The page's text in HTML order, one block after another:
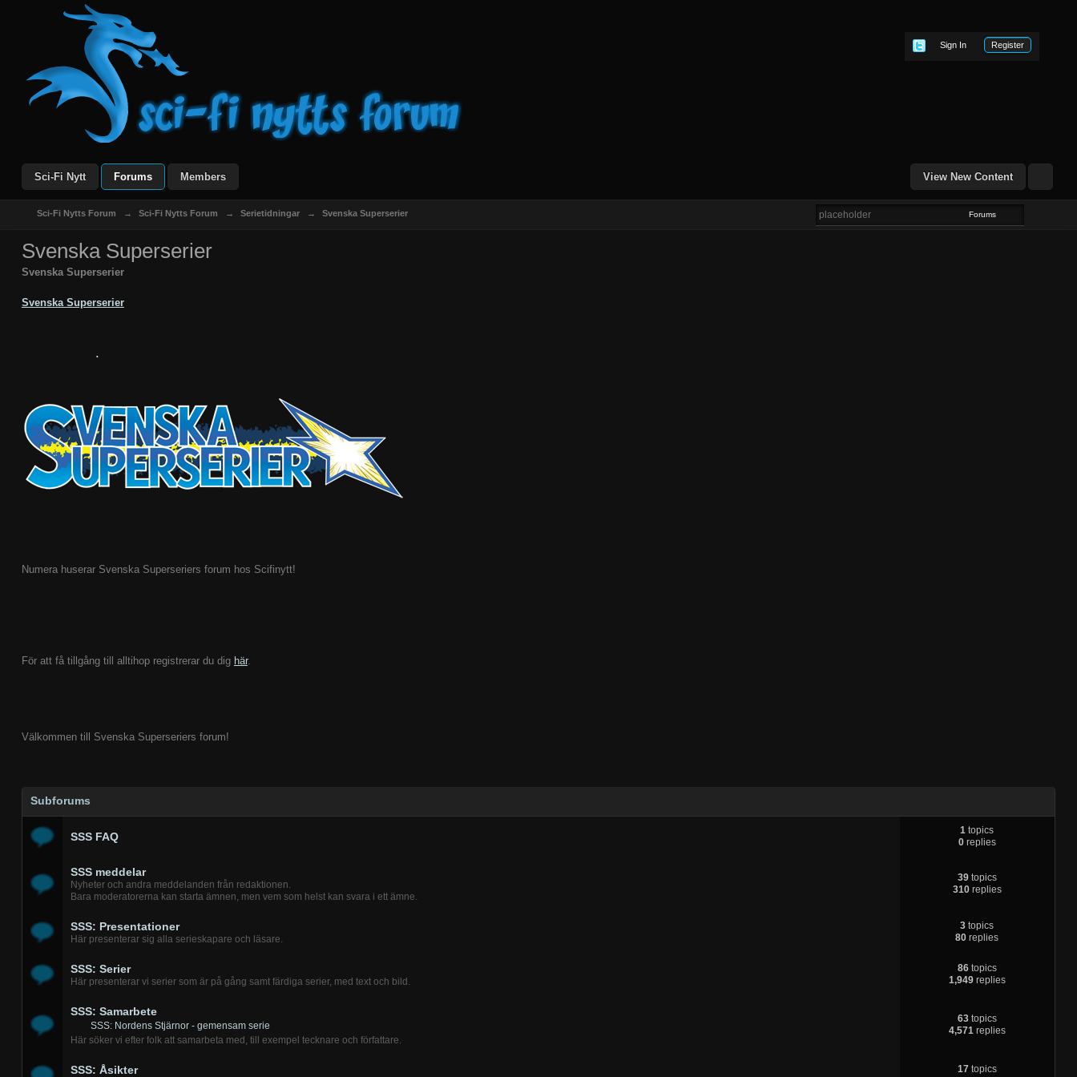
Sign In Register
View New Content
Sci-Fi Nytt Forums Members
Sci-Fi Nytts Forum → Sci-Fi Nytts Forum → Serietidningar → Svenska Superserier Forums
Svenska Superserier
Svenska Superserier
Svenska Superserier
Numera huserar Svenska Superseriers forum hos Scifinytt!
För att få tillgång till alltihop registrerar du dig här.
Välkommen till Svenska Superseriers forum!
Subforums
SSS FAQ 1 topics
0replies
SSS meddelar
Nyheter och andra meddelanden från redaktionen.
Bara moderatorerna kan starta ämnen, men vem som helst kan svara i ett ämne.
39topics
310replies
SSS: Presentationer
Här presenterar sig alla serieskapare och läsare.
3 topics
80 replies
SSS: Serier
Här presenterar vi serier som är på gång samt färdiga serier, med text och bild.
86topics
1,949replies
SSS: Samarbete
SSS: Nordens Stjärnor - gemensam serie
Här söker vi efter folk att samarbeta med, till exempel tecknare och författare.
63topics
4,571replies
SSS: Åsikter 17topics